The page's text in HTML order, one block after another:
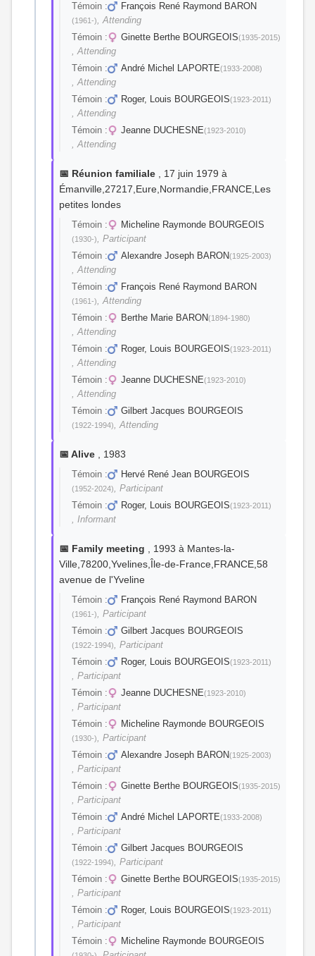
Témoin :
François René Raymond BARON
(1961-), Attending
Témoin :
Ginette Berthe BOURGEOIS(1935-2015)
, Attending
Témoin :
André Michel LAPORTE(1933-2008)
, Attending
Témoin :
Roger, Louis BOURGEOIS(1923-2011)
, Attending
Témoin :
Jeanne DUCHESNE(1923-2010)
, Attending
📅 Réunion familiale , 17 juin 1979 à
Émanville,27217,Eure,Normandie,FRANCE,Les
petites londes
Témoin : Micheline Raymonde BOURGEOIS
(1930-), Participant
Témoin :
Alexandre Joseph BARON(1925-2003)
, Attending
Témoin :
François René Raymond BARON
(1961-), Attending
Témoin :
Berthe Marie BARON(1894-1980)
, Attending
Témoin :
Roger, Louis BOURGEOIS(1923-2011)
, Attending
Témoin :
Jeanne DUCHESNE(1923-2010)
, Attending
Témoin :
Gilbert Jacques BOURGEOIS
(1922-1994), Attending
📅 Alive , 1983
Témoin : Hervé René Jean BOURGEOIS
(1952-2024), Participant
Témoin :
Roger, Louis BOURGEOIS(1923-2011)
, Informant
📅 Family meeting , 1993 à Mantes-la-
Ville,78200,Yvelines,Île-de-France,FRANCE,58
avenue de l'Yveline
Témoin : François René Raymond BARON
(1961-), Participant
Témoin :
Gilbert Jacques BOURGEOIS
(1922-1994), Participant
Témoin :
Roger, Louis BOURGEOIS(1923-2011)
, Participant
Témoin :
Jeanne DUCHESNE(1923-2010)
, Participant
Témoin :
Micheline Raymonde BOURGEOIS
(1930-), Participant
Témoin :
Alexandre Joseph BARON(1925-2003)
, Participant
Témoin :
Ginette Berthe BOURGEOIS(1935-2015)
, Participant
Témoin :
André Michel LAPORTE(1933-2008)
, Participant
Témoin :
Gilbert Jacques BOURGEOIS
(1922-1994), Participant
Témoin :
Ginette Berthe BOURGEOIS(1935-2015)
, Participant
Témoin :
Roger, Louis BOURGEOIS(1923-2011)
, Participant
Témoin :
Micheline Raymonde BOURGEOIS